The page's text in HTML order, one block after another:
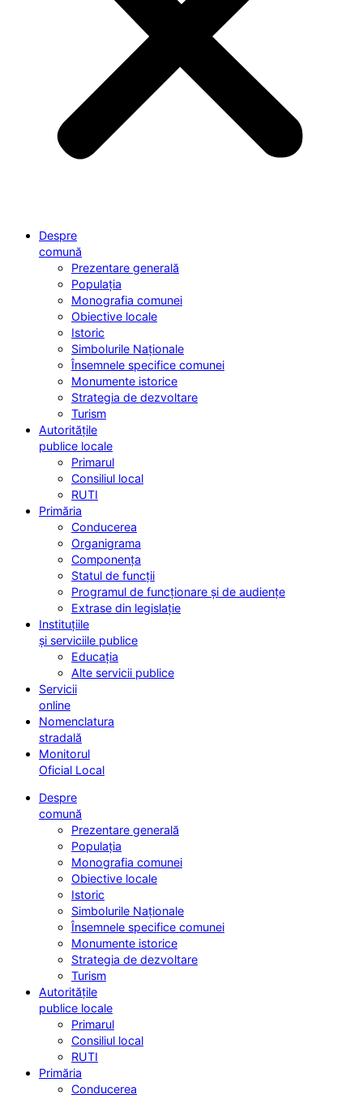
Despre
comună
Prezentare generală
Populația
Monografia comunei
Obiective locale
Istoric
Simbolurile Naționale
Însemnele specifice comunei
Monumente istorice
Strategia de dezvoltare
Turism
Autoritățile
publice locale
Primarul
Consiliul local
RUTI
Primăria
Conducerea
Organigrama
Componența
Statul de funcții
Programul de funcționare și de audiențe
Extrase din legislație
Instituțiile
și serviciile publice
Educația
Alte servicii publice
Servicii
online
Nomenclatura
stradală
Monitorul
Oficial Local
Despre
comună
Prezentare generală
Populația
Monografia comunei
Obiective locale
Istoric
Simbolurile Naționale
Însemnele specifice comunei
Monumente istorice
Strategia de dezvoltare
Turism
Autoritățile
publice locale
Primarul
Consiliul local
RUTI
Primăria
Conducerea